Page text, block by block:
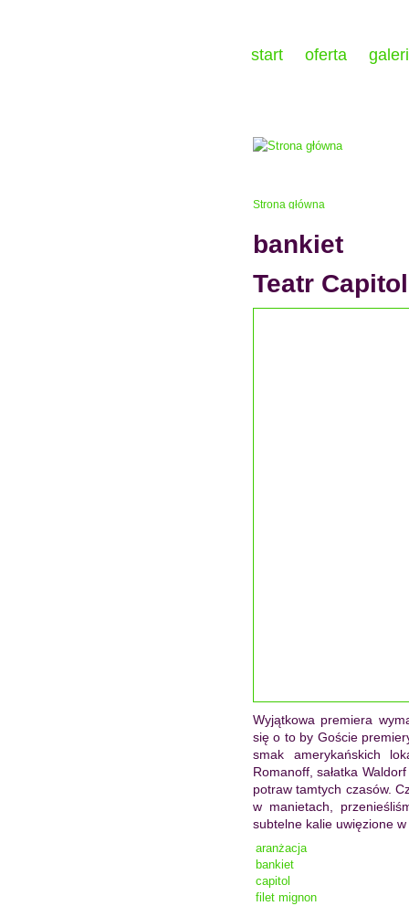
start oferta
Strona główna
bankiet
Teatr
Wyjątkowa premiera
się o to by Goście
smak amerykańskich
Romanoff, sałatka
potraw tamtych czasów.
w manietach,
subtelne kalie uwięzione
aranżacja
bankiet
capitol
filet mignon